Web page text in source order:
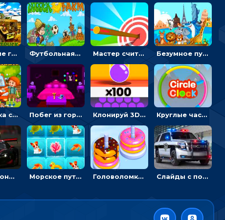
Армейские грузовики в пазлах: собери военную машину Футбольная ферма: бей по мячу, чтобы забивать в ворота и ловить звезды Мастер считать стрелы: увеличивать запас, чтобы поразить больше целей Безумное путешествие друзей по миру: собирать пазлы из фото с животными
Автомойка со скрытыми звездами: ищи на время Побег из горной деревни: решай головоломки, чтобы открыть ворота Клонируй 3D шарики и сливай их в воронку Круглые часы: ловить цветную стрелку в одинаковом участке циферблата
Пазлы с гоночными автомобилями: собери свой болид по частям Морское путешествие: двигай блоки, чтобы соединять одинаковые по три в ря Головоломка Сортер пончиков: двигать и соединять по цвету Слайды с полицейскими машинами: перемещать пазлы, чтобы собрать картинку